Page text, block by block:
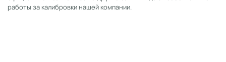
работы за калибровки нашей компании.